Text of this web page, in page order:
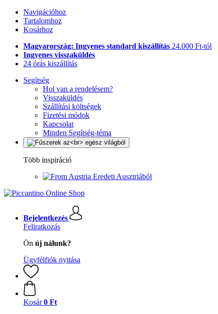
Navigációhoz
Tartalomhoz
Kosárhoz
Magyarország: Ingyenes standard kiszállítás 24.000 Ft-tól
Ingyenes visszaküldés
24 órás kiszállítás
Segítség
Hol van a rendelésem?
Visszaküldés
Szállítási költségek
Fizetési módok
Kapcsolat
Minden Segítség-téma
Több inspiráció
Eredeti Ausztriából
Bejelentkezés
Feliratkozás
Ön új nálunk?
Ügyfélfiók nyitása
Kosár 0 Ft